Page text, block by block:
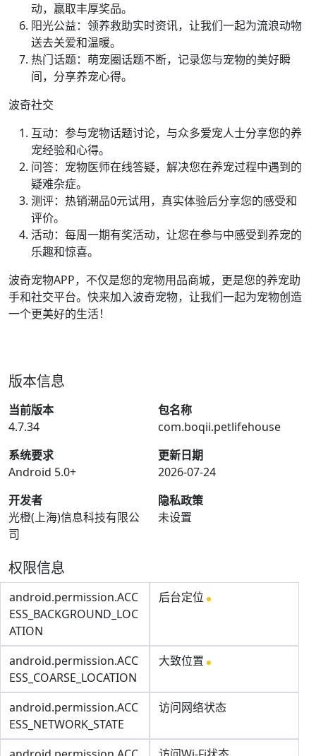
动，赢取丰厚奖品。
阳光公益：领养救助实时资讯，让我们一起为流浪动物
送去关爱和温暖。
热门话题：萌宠圈话题不断，记录您与宠物的美好瞬
间，分享养宠心得。
波奇社交
互动：参与宠物话题讨论，与众多爱宠人士分享您的养
宠经验和心得。
问答：宠物医师在线答疑，解决您在养宠过程中遇到的
疑难杂症。
测评：热销潮品0元试用，真实体验后分享您的感受和
评价。
活动：每周一期有奖活动，让您在参与中感受到养宠的
乐趣和惊喜。
波奇宠物APP，不仅是您的宠物用品商城，更是您的养宠助
手和社交平台。快来加入波奇宠物，让我们一起为宠物创造
一个更美好的生活！
版本信息
当前版本
4.7.34
包名称
com.boqii.petlifehouse
系统要求
Android 5.0+
更新日期
2026-07-24
开发者
光橙(上海)信息科技有限公
司
隐私政策
未设置
权限信息
android.permission.ACC
ESS_BACKGROUND_LOC
ATION
后台定位
android.permission.ACC
ESS_COARSE_LOCATION
大致位置
android.permission.ACC
ESS_NETWORK_STATE
访问网络状态